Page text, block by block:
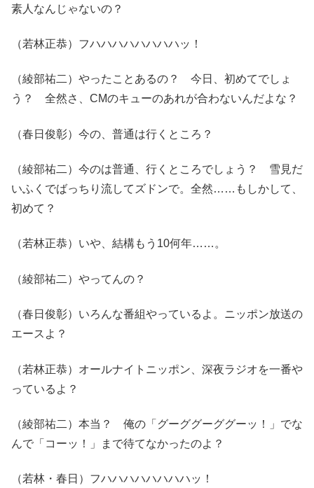
素人なんじゃないの？
（若林正恭）フハハハハハハハハッ！
（綾部祐二）やったことあるの？ 今日、初めてでしょ
う？ 全然さ、CMのキューのあれが合わないんだよな？
（春日俊彰）今の、普通は行くところ？
（綾部祐二）今のは普通、行くところでしょう？ 雪見だ
いふくでばっちり流してズドンで。全然……もしかして、
初めて？
（若林正恭）いや、結構もう10何年……。
（綾部祐二）やってんの？
（春日俊彰）いろんな番組やっているよ。ニッポン放送の
エースよ？
（若林正恭）オールナイトニッポン、深夜ラジオを一番や
っているよ？
（綾部祐二）本当？ 俺の「グーググーググーッ！」でな
んで「コーッ！」まで待てなかったのよ？
（若林・春日）フハハハハハハハハッ！